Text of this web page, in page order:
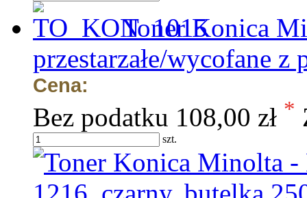
Toner Konica
przestarzałe/wycofane z
Cena:
Bez podatku 108,00 zł *
szt.